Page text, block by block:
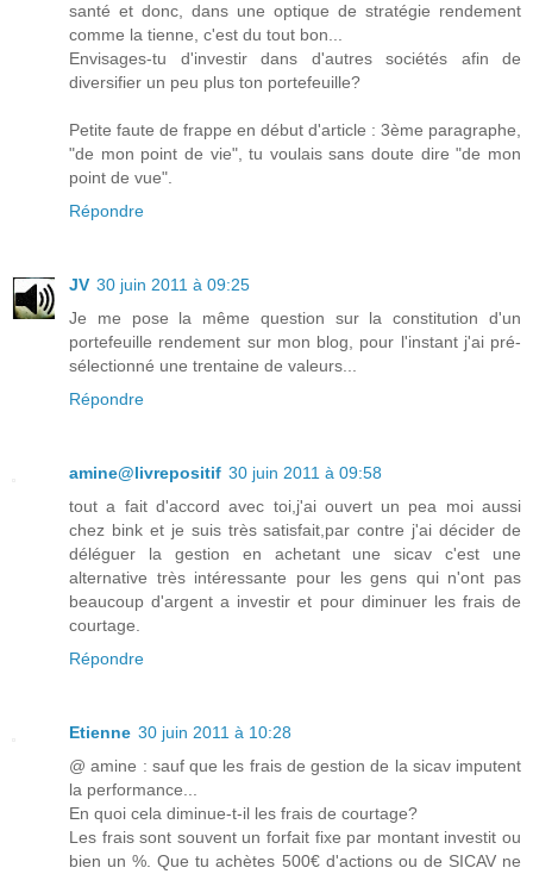
santé et donc, dans une optique de stratégie rendement
comme la tienne, c'est du tout bon...
Envisages-tu d'investir dans d'autres sociétés afin de
diversifier un peu plus ton portefeuille?
Petite faute de frappe en début d'article : 3ème paragraphe,
"de mon point de vie", tu voulais sans doute dire "de mon
point de vue".
Répondre
JV 30 juin 2011 à 09:25
Je me pose la même question sur la constitution d'un
portefeuille rendement sur mon blog, pour l'instant j'ai pré-
sélectionné une trentaine de valeurs...
Répondre
amine@livrepositif 30 juin 2011 à 09:58
tout a fait d'accord avec toi,j'ai ouvert un pea moi aussi
chez bink et je suis très satisfait,par contre j'ai décider de
déléguer la gestion en achetant une sicav c'est une
alternative très intéressante pour les gens qui n'ont pas
beaucoup d'argent a investir et pour diminuer les frais de
courtage.
Répondre
Etienne 30 juin 2011 à 10:28
@ amine : sauf que les frais de gestion de la sicav imputent
la performance...
En quoi cela diminue-t-il les frais de courtage?
Les frais sont souvent un forfait fixe par montant investit ou
bien un %. Que tu achètes 500€ d'actions ou de SICAV ne